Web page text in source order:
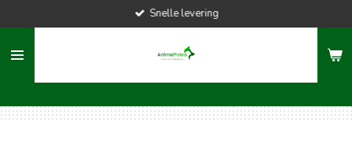
naar
hoofdinhoud
Snelle levering